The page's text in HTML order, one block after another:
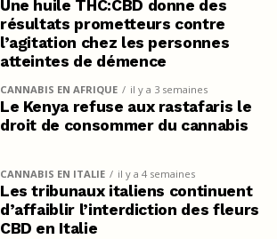
Une huile THC:CBD donne des
résultats prometteurs contre
l’agitation chez les personnes
atteintes de démence
CANNABIS EN AFRIQUE il y a 3 semaines
Le Kenya refuse aux rastafaris le
droit de consommer du cannabis
CANNABIS EN ITALIE il y a 4 semaines
Les tribunaux italiens continuent
d’affaiblir l’interdiction des fleurs
CBD en Italie